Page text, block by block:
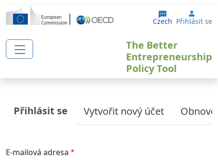
Přejít k hlavnímu obsahu
Czech User
Přihlásit se
The Better
Entrepreneurship
Policy Tool
Primary tabs
Přihlásit se Vytvořit nový účet
E-mailová adresa